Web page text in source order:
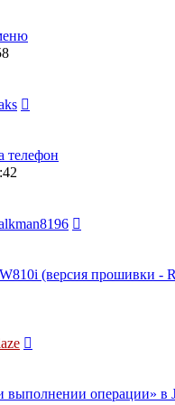
телефон
(версия прошивки -
операции» в